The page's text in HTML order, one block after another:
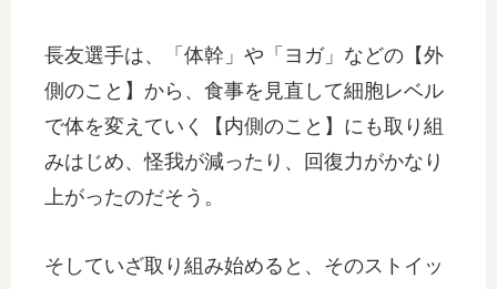
長友選手は、「体幹」や「ヨガ」などの【外
側のこと】から、食事を見直して細胞レベル
で体を変えていく【内側のこと】にも取り組
みはじめ、怪我が減ったり、回復力がかなり
上がったのだそう。
そしていざ取り組み始めると、そのストイッ